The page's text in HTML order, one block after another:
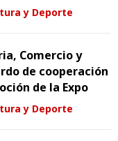
y Deporte
Comercio y
de cooperación
de la Expo
y Deporte